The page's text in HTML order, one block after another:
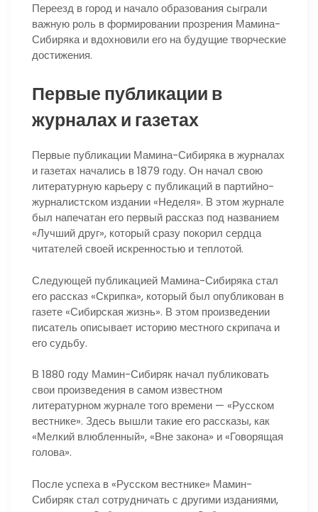
Переезд в город и начало образования сыграли
важную роль в формировании прозрения Мамина-
Сибиряка и вдохновили его на будущие творческие
достижения.
Первые публикации в
журналах и газетах
Первые публикации Мамина-Сибиряка в журналах
и газетах начались в 1879 году. Он начал свою
литературную карьеру с публикаций в партийно-
журналистском издании «Неделя». В этом журнале
был напечатан его первый рассказ под названием
«Лучший друг», который сразу покорил сердца
читателей своей искренностью и теплотой.
Следующей публикацией Мамина-Сибиряка стал
его рассказ «Скрипка», который был опубликован в
газете «Сибирская жизнь». В этом произведении
писатель описывает историю местного скрипача и
его судьбу.
В 1880 году Мамин-Сибиряк начал публиковать
свои произведения в самом известном
литературном журнале того времени — «Русском
вестнике». Здесь вышли такие его рассказы, как
«Мелкий влюбленный», «Вне закона» и «Говорящая
голова».
После успеха в «Русском вестнике» Мамин-
Сибиряк стал сотрудничать с другими изданиями,